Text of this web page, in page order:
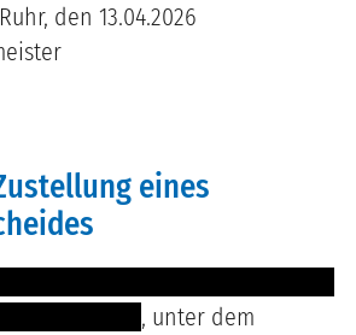
den 13.04.2026
eines
, unter dem